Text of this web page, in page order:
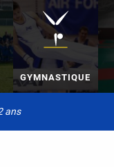
GYMNASTIQUE
ans